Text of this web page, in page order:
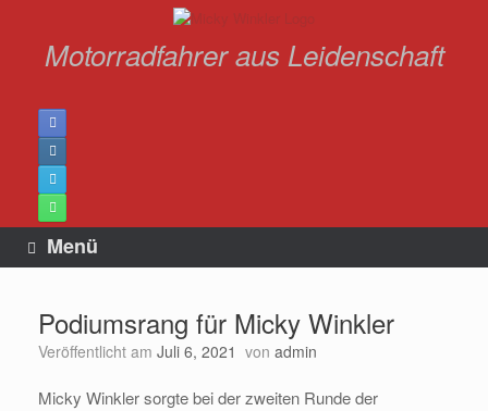
springenMotorradfahrer aus Leidenschaft
Menü
Podiumsrang für Micky Winkler
Veröffentlicht am Juli 6, 2021 von admin
Micky Winkler sorgte bei der zweiten Runde der